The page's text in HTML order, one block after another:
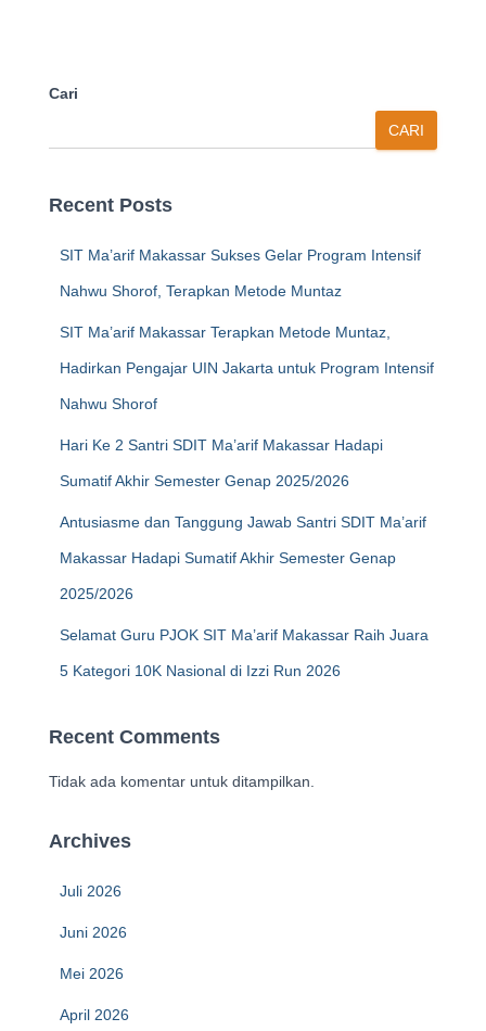
Cari
CARI
Recent Posts
SIT Ma’arif Makassar Sukses Gelar Program Intensif
Nahwu Shorof, Terapkan Metode Muntaz
SIT Ma’arif Makassar Terapkan Metode Muntaz,
Hadirkan Pengajar UIN Jakarta untuk Program Intensif
Nahwu Shorof
Hari Ke 2 Santri SDIT Ma’arif Makassar Hadapi
Sumatif Akhir Semester Genap 2025/2026
Antusiasme dan Tanggung Jawab Santri SDIT Ma’arif
Makassar Hadapi Sumatif Akhir Semester Genap
2025/2026
Selamat Guru PJOK SIT Ma’arif Makassar Raih Juara
5 Kategori 10K Nasional di Izzi Run 2026
Recent Comments
Tidak ada komentar untuk ditampilkan.
Archives
Juli 2026
Juni 2026
Mei 2026
April 2026